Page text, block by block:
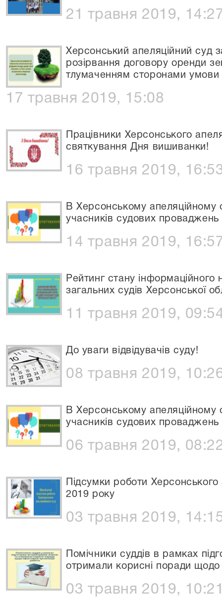
21 травня 2019,
Херсонський апеляційний суд
розірвання договору оренди
тлумаченням сторонами умови
17 травня 2019, 15:08
Працівники Херсонського
святкування Дня вишиванки!
16 травня 2019,
В Херсонському апеляційному
учасників судових проваджень
14 травня 2019,
Рейтинг стану інформаційного
загальних судів Херсонської
11 травня 2019,
До уваги відвідувачів суду!
08 травня 2019,
В Херсонському апеляційному
учасників судових проваджень
06 травня 2019,
Підсумки роботи Херсонського
2019 року
03 травня 2019,
Помічники суддів в рамках
отримали корисні поради щодо
03 травня 2019,